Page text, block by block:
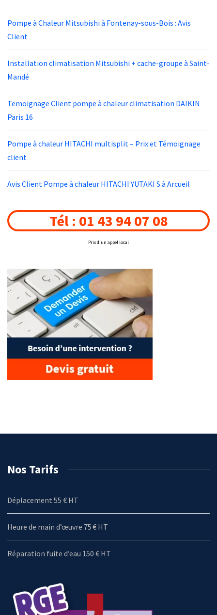
Pompe à Chaleur Mitsubishi à Fontenay-sous-Bois : Avis
Client
Installation climatisation Mitsubishi + cache-groupe à Saint-
Mandé
Temoignage Client pompe à chaleur climatisation DAIKIN
Paris 16
Pompe à chaleur HITACHI multisplit – Prix et Témoignage
client
Avis Client Pompe à chaleur HITACHI YUTAKI S à Arcueil
Tél : 01 43 94 07 08
Prix d'un appel local
Nos Tarifs
Déplacement 55 € HT
Heure de main d’œuvre 75 € HT
Réparation fuite d’eau 150 € HT